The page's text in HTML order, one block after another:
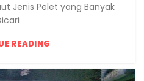
Jenis Pelet yang Banyak
READING